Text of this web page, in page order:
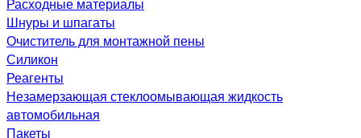
Шнуры и шпагаты
Очиститель для монтажной пены
Силикон
Реагенты
Незамерзающая стеклоомывающая жидкость
автомобильная
Пакеты